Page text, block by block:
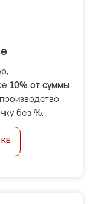
10% от суммы
без %.